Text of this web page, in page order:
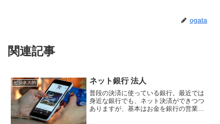
ogata
関連記事
ビジネス的 ネット銀行 法人
普段の決済に使っている銀行。最近では
身近な銀行でも、ネット決済ができつつ
ありますが、基本はお金を銀行の営業時